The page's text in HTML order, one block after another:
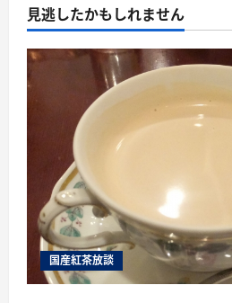
見逃したかもしれません
国産紅茶放談